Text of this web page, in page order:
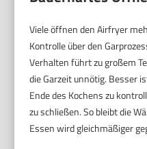
Viele öffnen den Airfryer
Kontrolle über den
Verhalten führt zu großem
die Garzeit unnötig. Besser
Ende des Kochens zu
zu schließen. So bleibt die
Essen wird gleichmäßiger